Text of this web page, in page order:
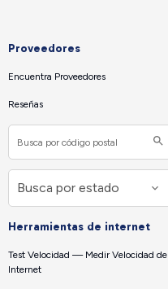
Proveedores
Encuentra Proveedores
Reseñas
Herramientas de internet
Test Velocidad — Medir Velocidad de
Internet